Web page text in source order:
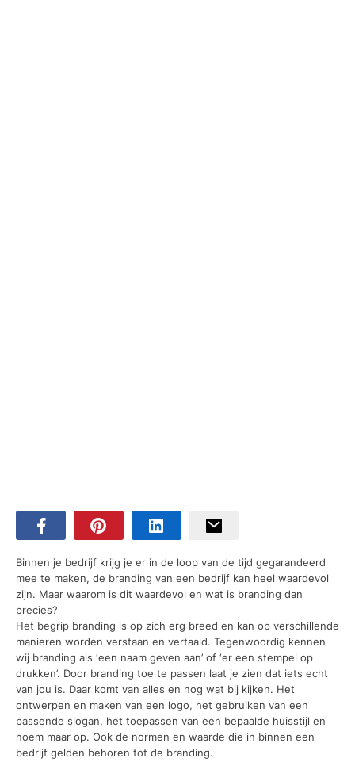
Binnen je bedrijf krijg je er in de loop van de tijd gegarandeerd
mee te maken, de branding van een bedrijf kan heel waardevol
zijn. Maar waarom is dit waardevol en wat is branding dan
precies?
Het begrip branding is op zich erg breed en kan op verschillende
manieren worden verstaan en vertaald. Tegenwoordig kennen
wij branding als ‘een naam geven aan’ of ‘er een stempel op
drukken’. Door branding toe te passen laat je zien dat iets echt
van jou is. Daar komt van alles en nog wat bij kijken. Het
ontwerpen en maken van een logo, het gebruiken van een
passende slogan, het toepassen van een bepaalde huisstijl en
noem maar op. Ook de normen en waarde die in binnen een
bedrijf gelden behoren tot de branding.